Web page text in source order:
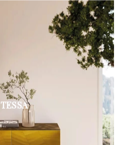
TESSA